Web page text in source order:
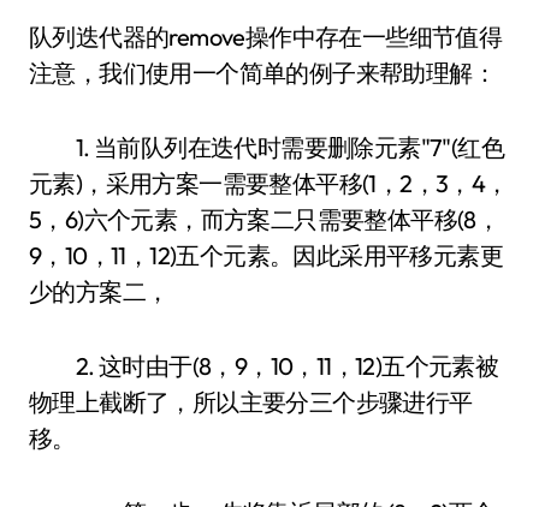
队列迭代器的remove操作中存在一些细节值得
注意，我们使用一个简单的例子来帮助理解：
1. 当前队列在迭代时需要删除元素"7"(红色
元素)，采用方案一需要整体平移(1，2，3，4，
5，6)六个元素，而方案二只需要整体平移(8，
9，10，11，12)五个元素。因此采用平移元素更
少的方案二，
2. 这时由于(8，9，10，11，12)五个元素被
物理上截断了，所以主要分三个步骤进行平
移。